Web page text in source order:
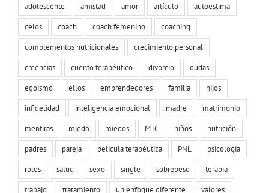
adolescente amistad amor artículo
autoestima
celos
coach coach femenino
coaching
complementos nutricionales
crecimiento personal
creencias
cuento terapéutico divorcio
dudas
egoismo
ellos emprendedores familia
hijos
infidelidad
inteligencia emocional madre
matrimonio
mentiras
miedo miedos MTC niños
nutrición
padres
pareja película terapéutica PNL
psicología
roles
salud sexo single sobrepeso
terapia
trabajo
tratamiento un enfoque diferente valores